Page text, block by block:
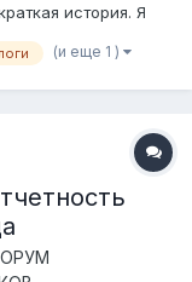
история. Я
но
(и еще 1 )